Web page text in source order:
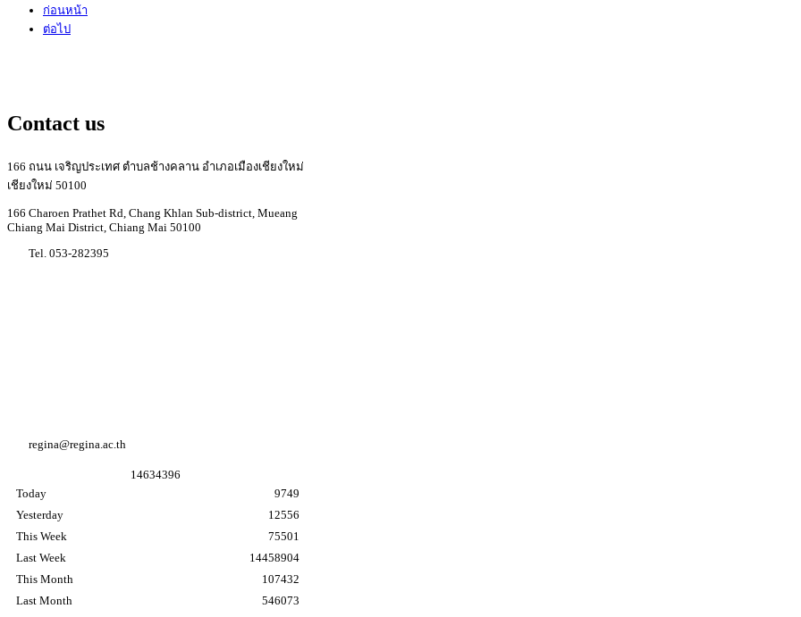
ก่อนหน้า
ต่อไป
Contact us
166 ถนน เจริญประเทศ ตำบลช้างคลาน อำเภอเมืองเชียงใหม่
เชียงใหม่ 50100
166 Charoen Prathet Rd, Chang Khlan Sub-district, Mueang
Chiang Mai District, Chiang Mai 50100
Tel. 053-282395
regina@regina.ac.th
1 4634396
Today
Yesterday
This Week
Last Week
This Month
Last Month
9749
12556
75501
14458904
107432
546073